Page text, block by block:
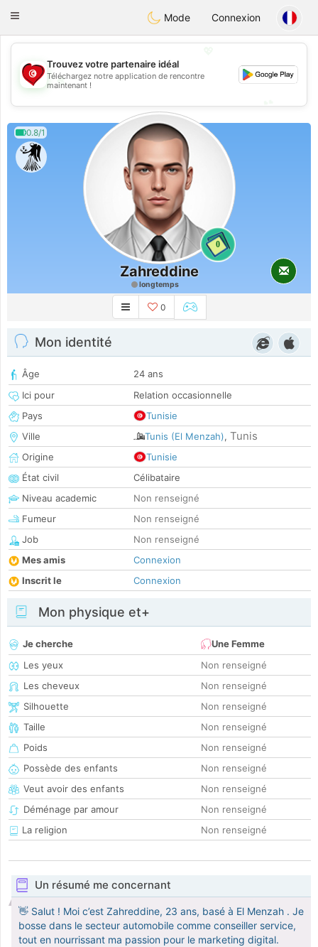
Tunisia Dating
Toggle
Mode Connexion
💖
💕
Trouvez votre partenaire idéal
Téléchargez notre application de rencontre
maintenant !
0.8/1
0
Zahreddine
longtemps
0
Mon identité
Âge
24 ans
Ici pour
Relation occasionnelle
Pays
Tunisie
Ville
Tunis (El Menzah), Tunis
Origine
Tunisie
État civil
Célibataire
Niveau academic
Non renseigné
Fumeur
Non renseigné
Job
Non renseigné
Mes amis
Connexion
Inscrit le
Connexion
Mon physique et+
Je cherche
Une Femme
Les yeux
Non renseigné
Les cheveux
Non renseigné
Silhouette
Non renseigné
Taille
Non renseigné
Poids
Non renseigné
Possède des enfants
Non renseigné
Veut avoir des enfants
Non renseigné
Déménage par amour
Non renseigné
La religion
Non renseigné
Un résumé me concernant
👋 Salut ! Moi c’est Zahreddine, 23 ans, basé à El Menzah . Je
bosse dans le secteur automobile comme conseiller service,
tout en nourrissant ma passion pour le marketing digital.